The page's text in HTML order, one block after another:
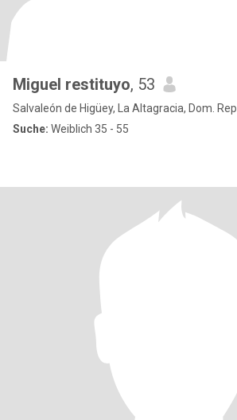
Miguel restituyo, 53
Salvaleón de Higüey, La Altagracia, Dom. Rep.
Suche: Weiblich 35 - 55